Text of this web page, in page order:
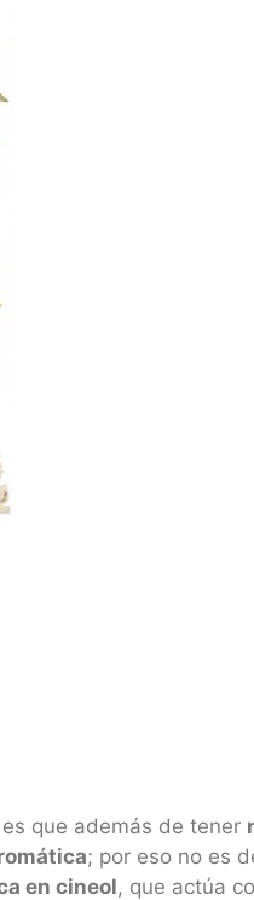
que además de tener
; por eso no es
en cineol, que actúa